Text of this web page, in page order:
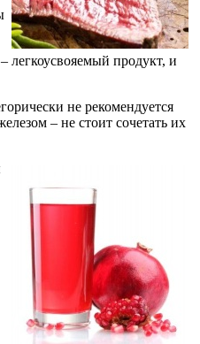
легкоусвояемый продукт, и
не рекомендуется
– не стоит сочетать их